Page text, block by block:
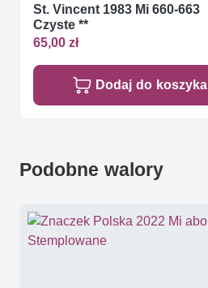
St. Vincent 1983 Mi 660-663
Czyste **
65,00 zł
Dodaj do koszyka
Podobne walory